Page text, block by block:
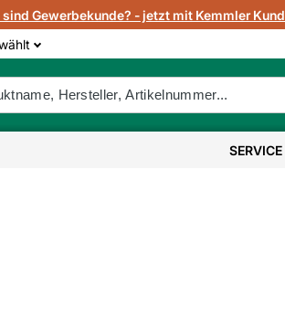
sind Gewerbekunde? - jetzt mit Kemmler